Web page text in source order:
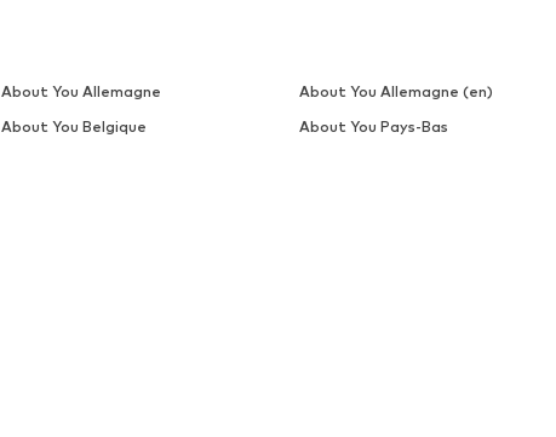
About You Allemagne About You Allemagne (en)
About You Belgique About You Pays-Bas